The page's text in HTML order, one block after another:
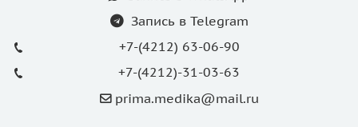
Запись в Telegram
+7-(4212) 63-06-90
+7-(4212)-31-03-63
prima.medika@mail.ru